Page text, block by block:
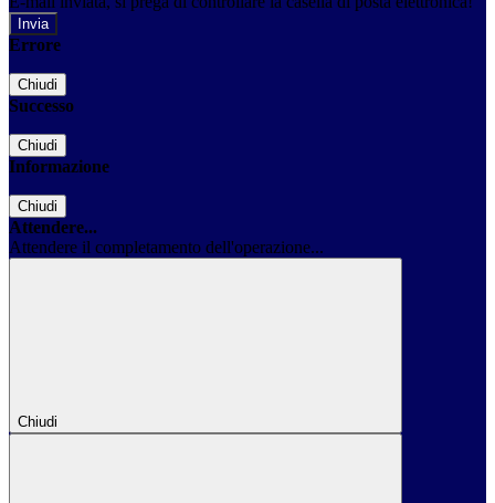
Errore
Chiudi
Successo
Chiudi
Informazione
Chiudi
Attendere...
Attendere il completamento dell'operazione...
Chiudi